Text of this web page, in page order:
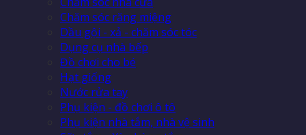
Chăm sóc răng miệng
Dầu gội - xả - chăm sóc tóc
Dụng cụ nhà bếp
Đồ chơi cho bé
Hạt giống
Nước rửa tay
Phụ kiện - đồ chơi ô tô
Phụ kiện nhà tắm, nhà vệ sinh